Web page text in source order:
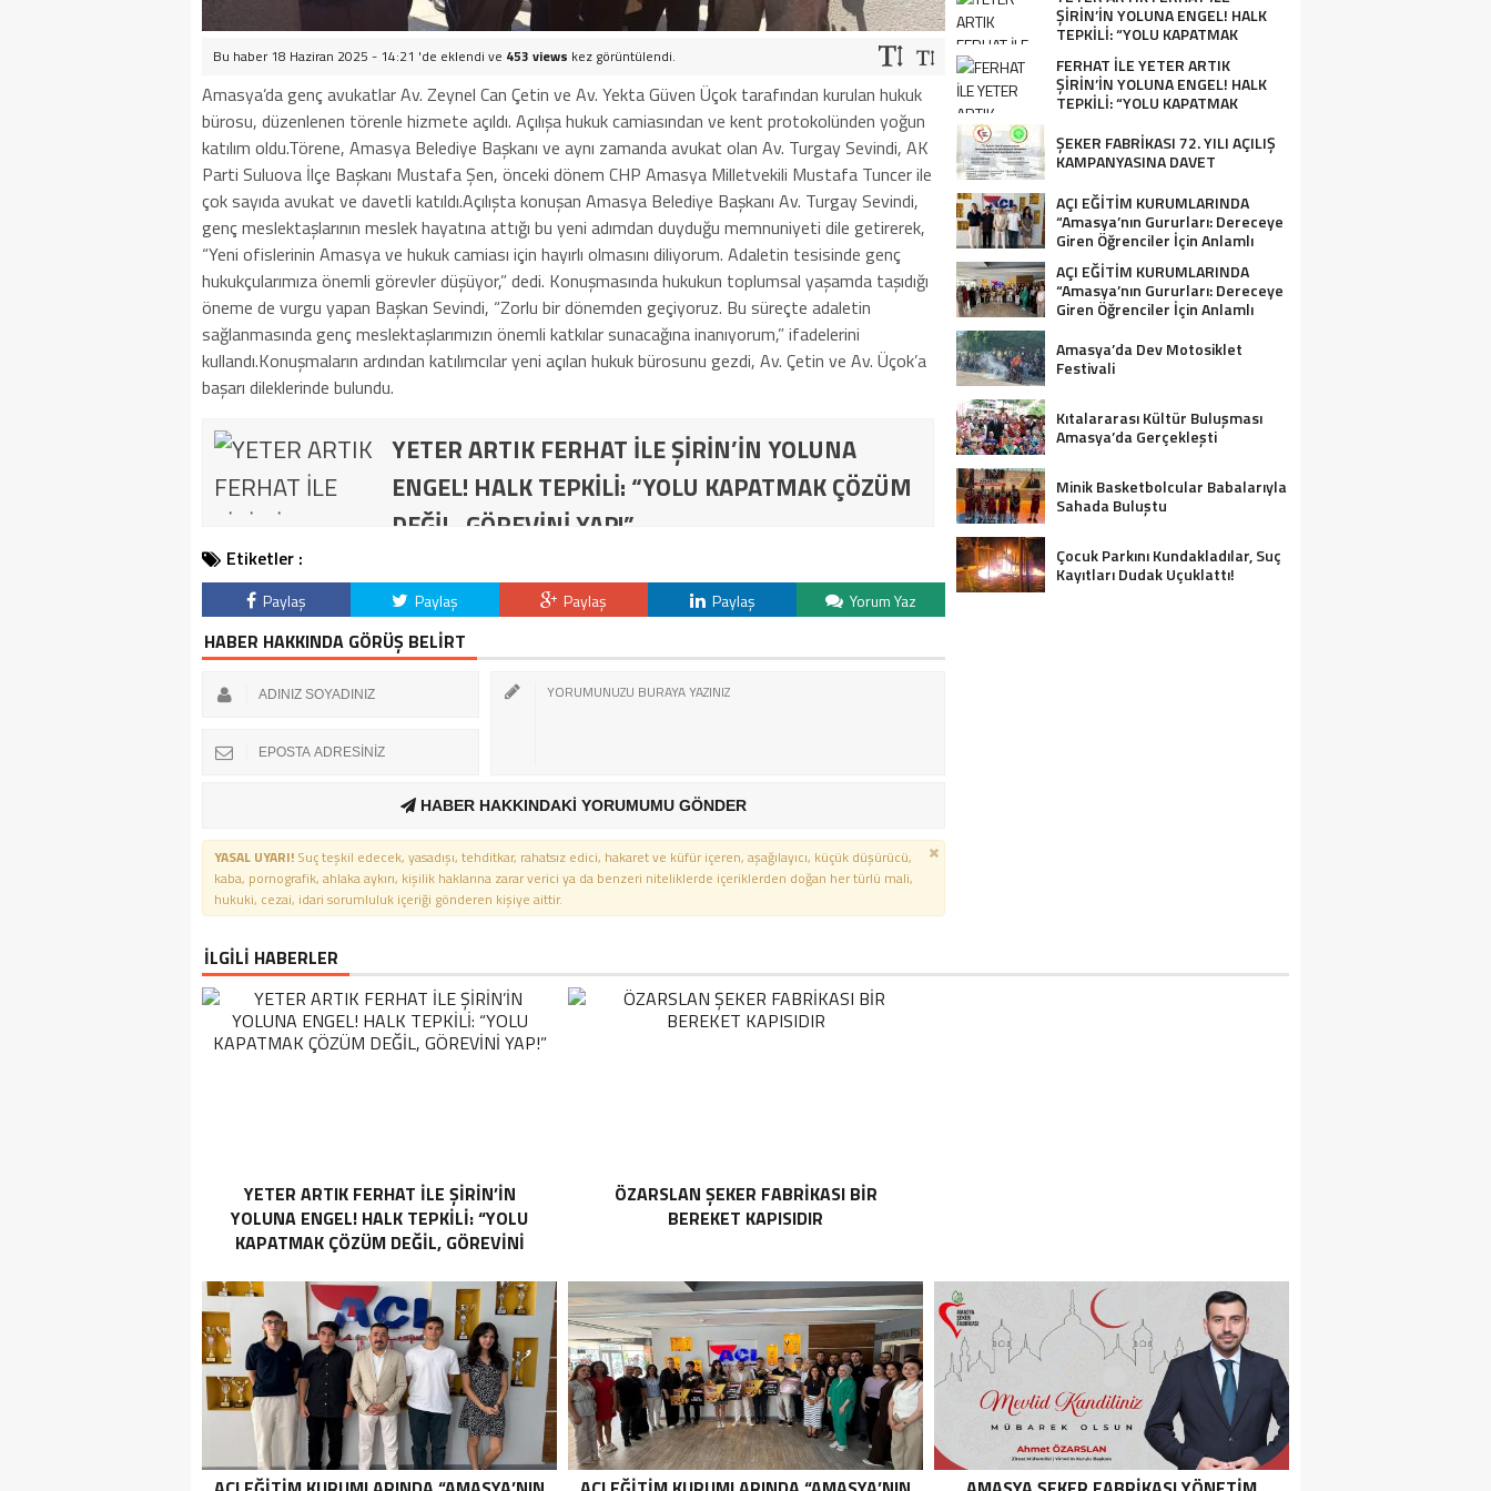
Bu haber 18 Haziran 2025 - 14:21 'de eklendi ve 453 views kez görüntülendi.
Amasya’da genç avukatlar Av. Zeynel Can Çetin ve Av. Yekta Güven Üçok tarafından kurulan hukuk
bürosu, düzenlenen törenle hizmete açıldı. Açılışa hukuk camiasından ve kent protokolünden yoğun
katılım oldu.Törene, Amasya Belediye Başkanı ve aynı zamanda avukat olan Av. Turgay Sevindi, AK
Parti Suluova İlçe Başkanı Mustafa Şen, önceki dönem CHP Amasya Milletvekili Mustafa Tuncer ile
çok sayıda avukat ve davetli katıldı.Açılışta konuşan Amasya Belediye Başkanı Av. Turgay Sevindi,
genç meslektaşlarının meslek hayatına attığı bu yeni adımdan duyduğu memnuniyeti dile getirerek,
“Yeni ofislerinin Amasya ve hukuk camiası için hayırlı olmasını diliyorum. Adaletin tesisinde genç
hukukçularımıza önemli görevler düşüyor,” dedi. Konuşmasında hukukun toplumsal yaşamda taşıdığı
öneme de vurgu yapan Başkan Sevindi, “Zorlu bir dönemden geçiyoruz. Bu süreçte adaletin
sağlanmasında genç meslektaşlarımızın önemli katkılar sunacağına inanıyorum,” ifadelerini
kullandı.Konuşmaların ardından katılımcılar yeni açılan hukuk bürosunu gezdi, Av. Çetin ve Av. Üçok’a
başarı dileklerinde bulundu.
YETER ARTIK FERHAT İLE ŞİRİN’İN YOLUNA
ENGEL! HALK TEPKİLİ: “YOLU KAPATMAK ÇÖZÜM
DEĞİL, GÖREVİNİ YAP!”
Etiketler :
Paylaş Paylaş Paylaş Paylaş Yorum Yaz
HABER HAKKINDA GÖRÜŞ BELİRT
HABER HAKKINDAKİ YORUMUMU GÖNDER
YASAL UYARI! Suç teşkil edecek, yasadışı, tehditkar, rahatsız edici, hakaret ve küfür içeren, aşağılayıcı, küçük düşürücü,
kaba, pornografik, ahlaka aykırı, kişilik haklarına zarar verici ya da benzeri niteliklerde içeriklerden doğan her türlü mali,
hukuki, cezai, idari sorumluluk içeriği gönderen kişiye aittir.
ŞİRİN’İN YOLUNA ENGEL! HALK
TEPKİLİ: “YOLU KAPATMAK
ÇÖZÜM DEĞİL, GÖREVİNİ YAP!”
FERHAT İLE YETER ARTIK
ŞİRİN’İN YOLUNA ENGEL! HALK
TEPKİLİ: “YOLU KAPATMAK
ŞEKER FABRİKASI 72. YILI AÇILIŞ
KAMPANYASINA DAVET
AÇI EĞİTİM KURUMLARINDA
“Amasya’nın Gururları: Dereceye
Giren Öğrenciler İçin Anlamlı
Tören”
AÇI EĞİTİM KURUMLARINDA
“Amasya’nın Gururları: Dereceye
Giren Öğrenciler İçin Anlamlı
Amasya’da Dev Motosiklet
Festivali
Kıtalararası Kültür Buluşması
Amasya’da Gerçekleşti
Minik Basketbolcular Babalarıyla
Sahada Buluştu
Çocuk Parkını Kundakladılar, Suç
Kayıtları Dudak Uçuklattı!
İLGİLİ HABERLER
YETER ARTIK FERHAT İLE ŞİRİN’İN
YOLUNA ENGEL! HALK TEPKİLİ: “YOLU
KAPATMAK ÇÖZÜM DEĞİL, GÖREVİNİ
ÖZARSLAN ŞEKER FABRİKASI BİR
BEREKET KAPISIDIR